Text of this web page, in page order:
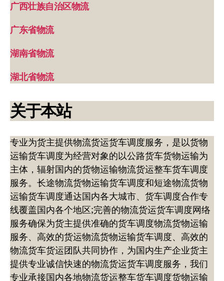
广西壮族自治区物流
广东省物流
湖南省物流
湖北省物流
关于本站
专业为货主提供物流货运货车调度服务，是以货物
运输货车调度为经营对象的以公路货车货物运输为
主体，辐射国内的货物运输物流货运整车货车调度
服务。长途物流货物运输货车调度和短途物流货物
运输货车调度通达国内各大城市、货车调度合作专
线覆盖国内各个地区;完善的物流货运货车调度网络
服务确保为货主提供准确的货车调度物流货物运输
服务、高效的货运物流货物运输货车调度、高效的
物流货车货运团队共同协作，为国内生产企业货主
提供专业诚信快速的物流货运货车调度服务，我们
专业承接国内各地物流货运整车货车调度货物运输